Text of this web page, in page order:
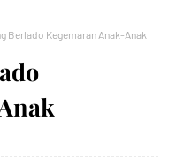
Berlado Kegemaran Anak-Anak